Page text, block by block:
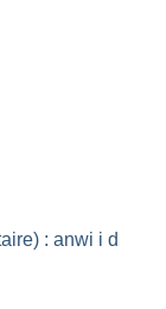
: anwi i d